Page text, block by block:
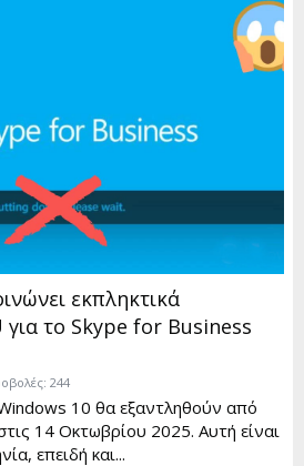
εκπληκτικά
το Skype for Business
244
10 θα εξαντληθούν από
14 Οκτωβρίου 2025. Αυτή είναι
επειδή και...